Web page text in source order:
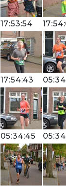
17:53:54
17:54:43
05:34:45